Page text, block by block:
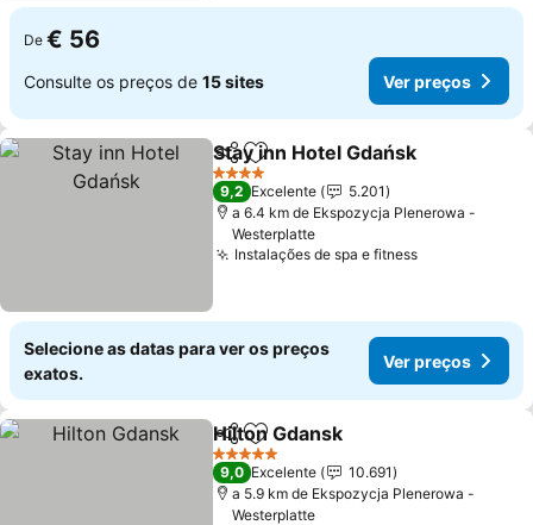
De € 56
Consulte os preços de 15 sites Ver preços
PartilharAdicionar aos favoritos
Stay inn Hotel Gdańsk
4 Estrelas
9,2 Excelente
5.201
a 6.4 km de Ekspozycja Plenerowa -
Westerplatte
Instalações de spa e fitnessVer preços
Selecione as datas para ver os preços
exatos.
Ver preços
PartilharAdicionar aos favoritos
Hilton Gdansk
5 Estrelas
9,0 Excelente
10.691
a 5.9 km de Ekspozycja Plenerowa -
Westerplatte